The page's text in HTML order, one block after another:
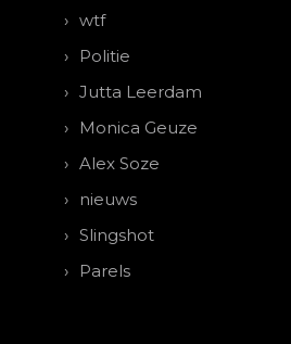
wtf
Politie
Jutta Leerdam
Monica Geuze
Alex Soze
nieuws
Slingshot
Parels